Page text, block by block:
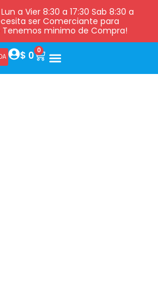
a Vier 8:30 a 17:30 Sab 8:30 a
ser Comerciante para
minimo de Compra!
$ 0 0